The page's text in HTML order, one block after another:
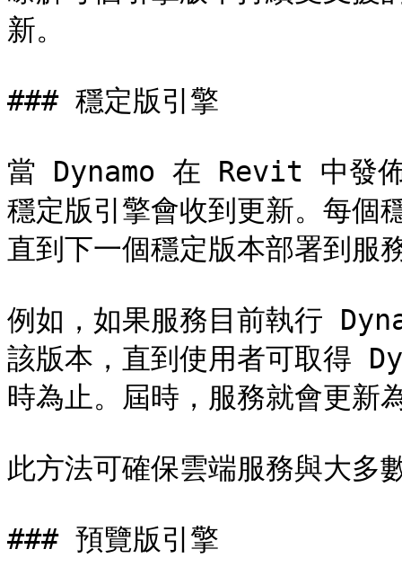
新。
### 穩定版引擎
當 Dynamo 在 Revit 中發
穩定版引擎會收到更新。每個
直到下一個穩定版本部署到服
例如，如果服務目前執行
該版本，直到使用者可取
時為止。屆時，服務就會更
此方法可確保雲端服務與大多
### 預覽版引擎